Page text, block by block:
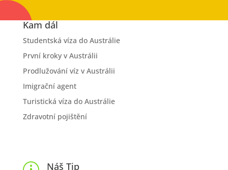
Kam dál
Studentská víza do Austrálie
První kroky v Austrálii
Prodlužování víz v Austrálii
Imigrační agent
Turistická víza do Austrálie
Zdravotní pojištění
Náš Tip